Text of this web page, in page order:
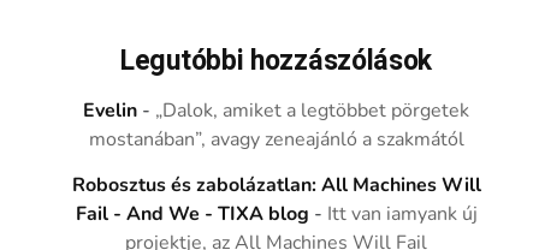
Legutóbbi hozzászólások
Evelin - „Dalok, amiket a legtöbbet pörgetek
mostanában”, avagy zeneajánló a szakmától
Robosztus és zabolázatlan: All Machines Will
Fail - And We - TIXA blog - Itt van iamyank új
projektje, az All Machines Will Fail